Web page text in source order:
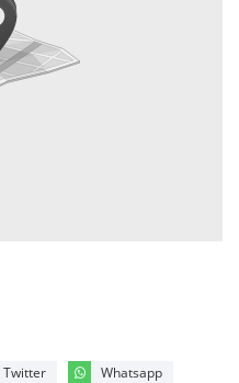
Twitter Whatsapp